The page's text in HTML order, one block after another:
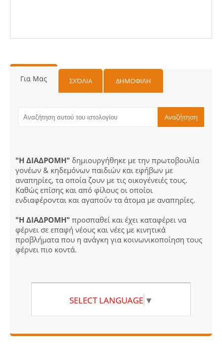
Για Μας ΣΧΌΛΙΑ ΔΗΜΟΦΙΛΗ
"Η ΔΙΑΔΡΟΜΗ" δημιουργήθηκε με την πρωτοβουλία
γονέων & κηδεμόνων παιδιών και εφήβων με
αναπηρίες, τα οποία ζουν με τις οικογένειές τους.
Καθώς επίσης και από φίλους οι οποίοι
ενδιαφέρονται και αγαπούν τα άτομα με αναπηρίες.
"Η ΔΙΑΔΡΟΜΗ" προσπαθεί και έχει καταφέρει να
φέρνει σε επαφή νέους και νέες με κινητικά
προβλήματα που η ανάγκη για κοινωνικοποίηση τους
φέρνει πιο κοντά.
SELECT LANGUAGE ▼